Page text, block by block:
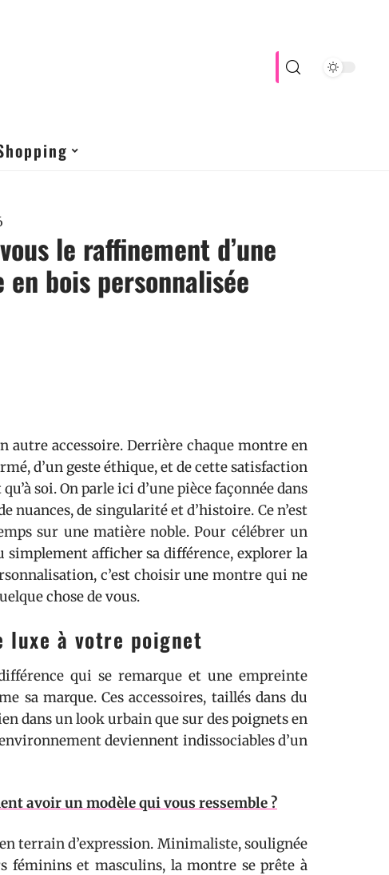
le raffinement d’une
bois personnalisée
autre accessoire. Derrière chaque montre en
d’un geste éthique, et de cette satisfaction
soi. On parle ici d’une pièce façonnée dans
de singularité et d’histoire. Ce n’est
sur une matière noble. Pour célébrer un
afficher sa différence, explorer la
c’est choisir une montre qui ne
chose de vous.
luxe à votre poignet
qui se remarque et une empreinte
sa marque. Ces accessoires, taillés dans du
dans un look urbain que sur des poignets en
deviennent indissociables d’un
avoir un modèle qui vous ressemble ?
terrain d’expression. Minimaliste, soulignée
féminins et masculins, la montre se prête à